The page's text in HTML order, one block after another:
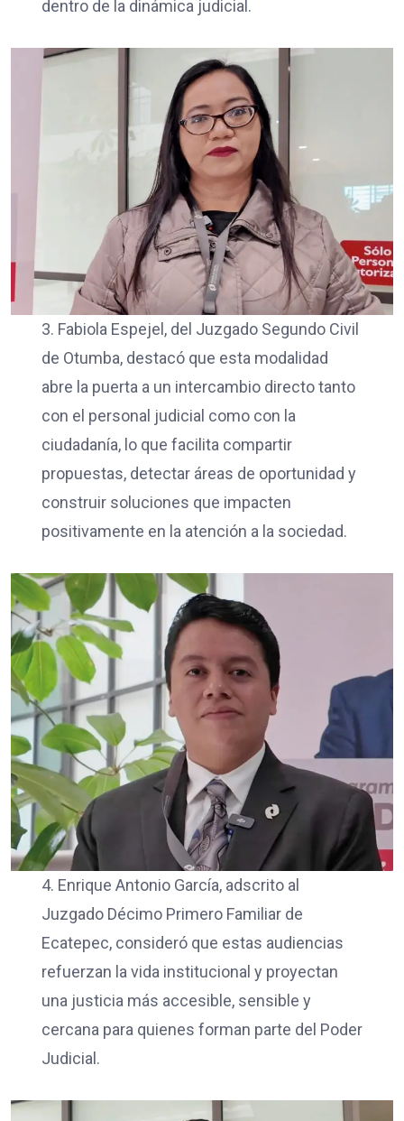
dentro de la dinámica judicial.
3. Fabiola Espejel, del Juzgado Segundo Civil
de Otumba, destacó que esta modalidad
abre la puerta a un intercambio directo tanto
con el personal judicial como con la
ciudadanía, lo que facilita compartir
propuestas, detectar áreas de oportunidad y
construir soluciones que impacten
positivamente en la atención a la sociedad.
4. Enrique Antonio García, adscrito al
Juzgado Décimo Primero Familiar de
Ecatepec, consideró que estas audiencias
refuerzan la vida institucional y proyectan
una justicia más accesible, sensible y
cercana para quienes forman parte del Poder
Judicial.